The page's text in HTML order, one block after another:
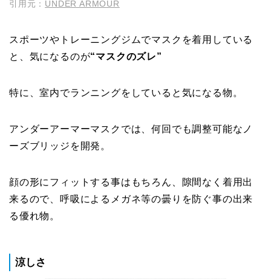
引用元： UNDER ARMOUR
スポーツやトレーニングジムでマスクを着用している
と、気になるのが“マスクのズレ”
特に、室内でランニングをしていると気になる物。
アンダーアーマーマスクでは、何回でも調整可能なノ
ーズブリッジを開発。
顔の形にフィットする事はもちろん、隙間なく着用出
来るので、呼吸によるメガネ等の曇りを防ぐ事の出来
る優れ物。
涼しさ